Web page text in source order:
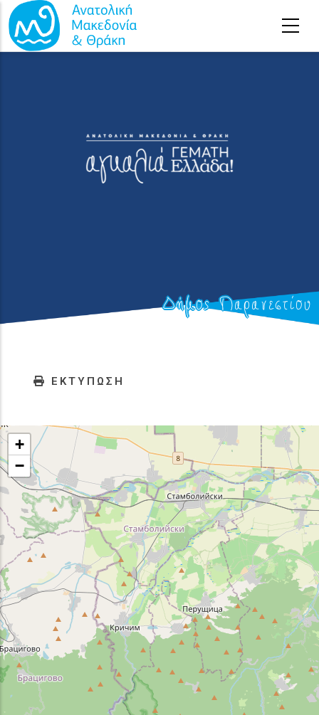
Παράκαμψη προς το κυρίως περιεχόμενο
Δήμος Παρανεστίου
ΕΚΤΥΠΩΣΗ
+
−